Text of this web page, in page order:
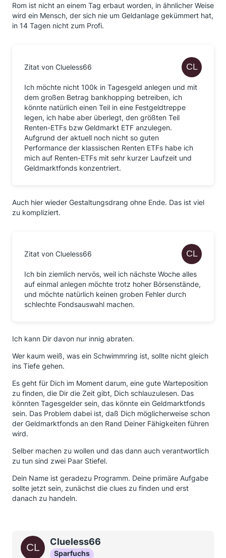
Rom ist nicht an einem Tag erbaut worden, in ähnlicher Weise
wird ein Mensch, der sich nie um Geldanlage gekümmert hat,
in 14 Tagen nicht zum Profi.
Zitat von Clueless66
Ich möchte nicht 100k in Tagesgeld anlegen und mit
dem großen Betrag bankhopping betreiben, ich
könnte natürlich einen Teil in eine Festgeldtreppe
legen, ich habe aber überlegt, den größten Teil
Renten-ETFs bzw Geldmarkt ETF anzulegen.
Aufgrund der aktuell noch nicht so guten
Performance der klassischen Renten ETFs habe ich
mich auf Renten-ETFs mit sehr kurzer Laufzeit und
Geldmarktfonds konzentriert.
Auch hier wieder Gestaltungsdrang ohne Ende. Das ist viel
zu kompliziert.
Zitat von Clueless66
Ich bin ziemlich nervös, weil ich nächste Woche alles
auf einmal anlegen möchte trotz hoher Börsenstände,
und möchte natürlich keinen groben Fehler durch
schlechte Fondsauswahl machen.
Ich kann Dir davon nur innig abraten.
Wer kaum weiß, was ein Schwimmring ist, sollte nicht gleich
ins Tiefe gehen.
Es geht für Dich im Moment darum, eine gute Warteposition
zu finden, die Dir die Zeit gibt, Dich schlauzulesen. Das
könnten Tagesgelder sein, das könnte ein Geldmarktfonds
sein. Das Problem dabei ist, daß Dich möglicherweise schon
der Geldmarktfonds an den Rand Deiner Fähigkeiten führen
wird.
Selber machen zu wollen und das dann auch verantwortlich
zu tun sind zwei Paar Stiefel.
Dein Name ist geradezu Programm. Deine primäre Aufgabe
sollte jetzt sein, zunächst die clues zu finden und erst
danach zu handeln.
Clueless66
Sparfuchs